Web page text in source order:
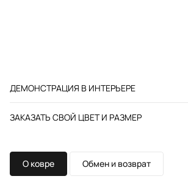
ДЕМОНСТРАЦИЯ В ИНТЕРЬЕРЕ
ЗАКАЗАТЬ СВОЙ ЦВЕТ И РАЗМЕР
О ковре Обмен и возврат